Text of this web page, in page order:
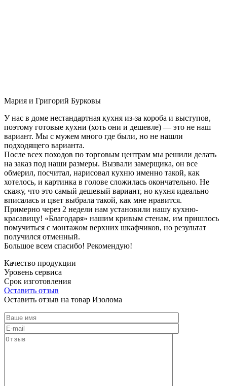
Мария и Григорий Бурковы
У нас в доме нестандартная кухня из-за короба и выступов,
поэтому готовые кухни (хоть они и дешевле) — это не наш
вариант. Мы с мужем много где были, но не нашли
подходящего варианта.
После всех походов по торговым центрам мы решили делать
на заказ под наши размеры. Вызвали замерщика, он все
обмерил, посчитал, нарисовал кухню именно такой, как
хотелось, и картинка в голове сложилась окончательно. Не
скажу, что это самый дешевый вариант, но кухня идеально
вписалась и цвет выбрала такой, как мне нравится.
Примерно через 2 недели нам установили нашу кухню-
красавицу! «Благодаря» нашим кривым стенам, им пришлось
помучиться с монтажом верхних шкафчиков, но результат
получился отменный.
Большое всем спасибо! Рекомендую!
Качество продукции
Уровень сервиса
Срок изготовления
Оставить отзыв
Оставить отзыв на товар Изолома